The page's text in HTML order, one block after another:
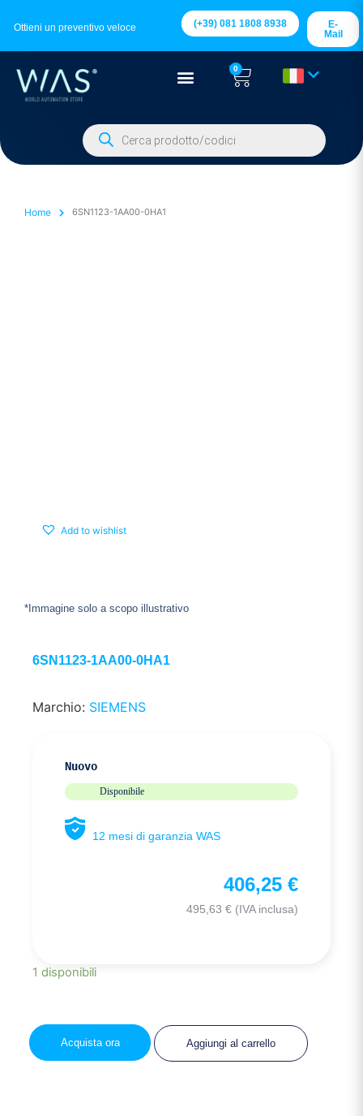
Ottieni un preventivo veloce (+39) 081 1808 8938
E-
Mail
0
Home 6SN1123-1AA00-0HA1
Add to wishlist
*Immagine solo a scopo illustrativo
6SN1123-1AA00-0HA1
Marchio: SIEMENS
Nuovo
Disponibile
12 mesi di garanzia WAS
406,25 €
495,63 € (IVA inclusa)
1 disponibili
Aggiungi al carrello
Acquista ora